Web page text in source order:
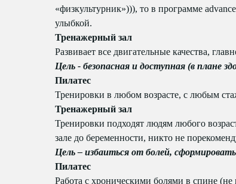
«физкультурник»))), то в программе
улыбкой.
Тренажерный зал
Развивает все двигательные качества,
Цель - безопасная и доступная (в плане
Пилатес
Тренировки в любом возрасте, с любым
Тренажерный зал
Тренировки подходят людям любого
зале до беременности, никто не
Цель – избаиться от болей,
Пилатес
Работа с хроническими болями в спине